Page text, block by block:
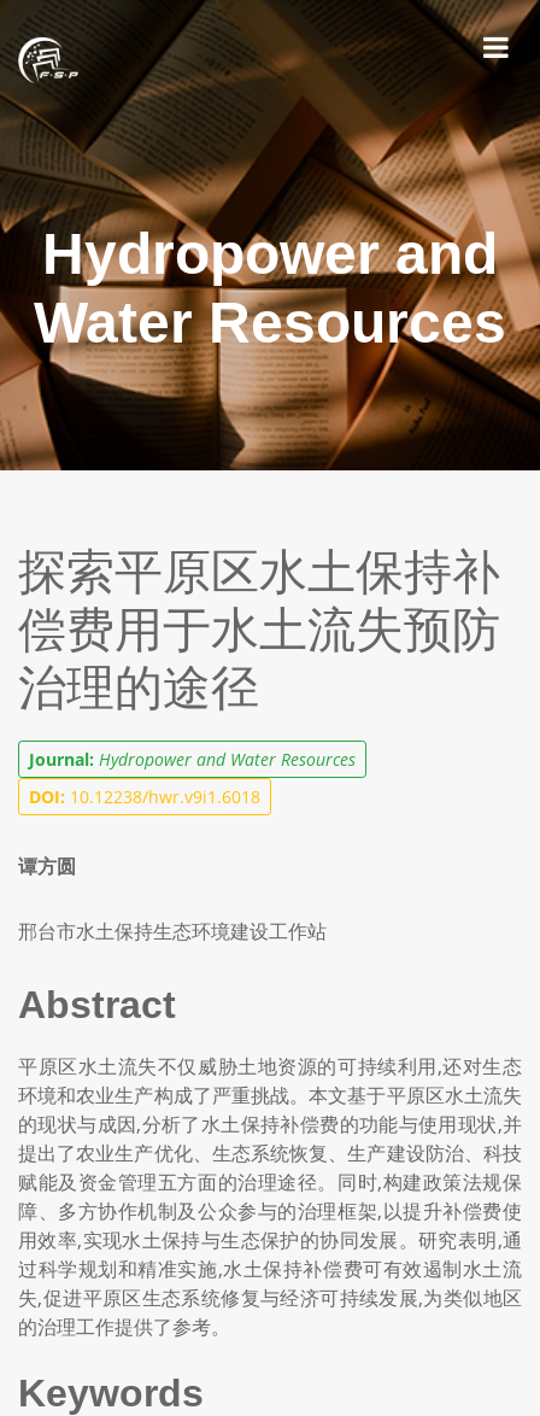
Hydropower and
Water Resources
探索平原区水土保持补
偿费用于水土流失预防
治理的途径
Journal: Hydropower and Water Resources
DOI: 10.12238/hwr.v9i1.6018
谭方圆
邢台市水土保持生态环境建设工作站
Abstract
平原区水土流失不仅威胁土地资源的可持续利用,还对生态
环境和农业生产构成了严重挑战。本文基于平原区水土流失
的现状与成因,分析了水土保持补偿费的功能与使用现状,并
提出了农业生产优化、生态系统恢复、生产建设防治、科技
赋能及资金管理五方面的治理途径。同时,构建政策法规保
障、多方协作机制及公众参与的治理框架,以提升补偿费使
用效率,实现水土保持与生态保护的协同发展。研究表明,通
过科学规划和精准实施,水土保持补偿费可有效遏制水土流
失,促进平原区生态系统修复与经济可持续发展,为类似地区
的治理工作提供了参考。
Keywords